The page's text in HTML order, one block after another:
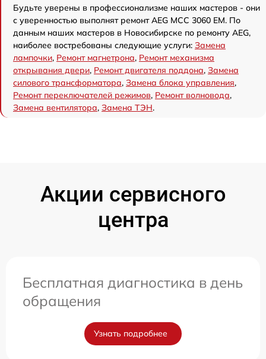
Будьте уверены в профессионализме наших мастеров - они
с уверенностью выполнят ремонт AEG MCC 3060 EM. По
данным наших мастеров в Новосибирске по ремонту AEG,
наиболее востребованы следующие услуги: Замена
лампочки, Ремонт магнетрона, Ремонт механизма
открывания двери, Ремонт двигателя поддона, Замена
силового трансформатора, Замена блока управления,
Ремонт переключателей режимов, Ремонт волновода,
Замена вентилятора, Замена ТЭН.
Акции сервисного
центра
Бесплатная диагностика в день
обращения
Узнать подробнее